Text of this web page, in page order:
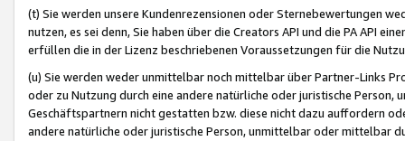
(t) Sie werden unsere Kundenrezensionen oder Sternebewertungen
nutzen, es sei denn, Sie haben über die Creators API und die PA API
erfüllen die in der Lizenz beschriebenen Voraussetzungen für die
(u) Sie werden weder unmittelbar noch mittelbar über Partner-Links
oder zu Nutzung durch eine andere natürliche oder juristische
Geschäftspartnern nicht gestatten bzw. diese nicht dazu auffordern
andere natürliche oder juristische Person, unmittelbar oder mittelbar